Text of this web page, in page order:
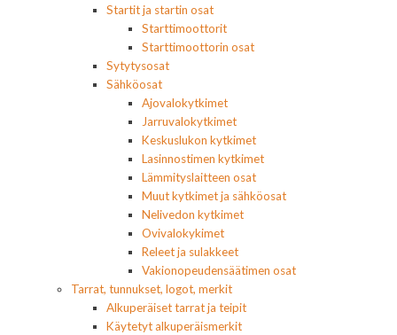
Startit ja startin osat
Starttimoottorit
Starttimoottorin osat
Sytytysosat
Sähköosat
Ajovalokytkimet
Jarruvalokytkimet
Keskuslukon kytkimet
Lasinnostimen kytkimet
Lämmityslaitteen osat
Muut kytkimet ja sähköosat
Nelivedon kytkimet
Ovivalokykimet
Releet ja sulakkeet
Vakionopeudensäätimen osat
Tarrat, tunnukset, logot, merkit
Alkuperäiset tarrat ja teipit
Käytetyt alkuperäismerkit